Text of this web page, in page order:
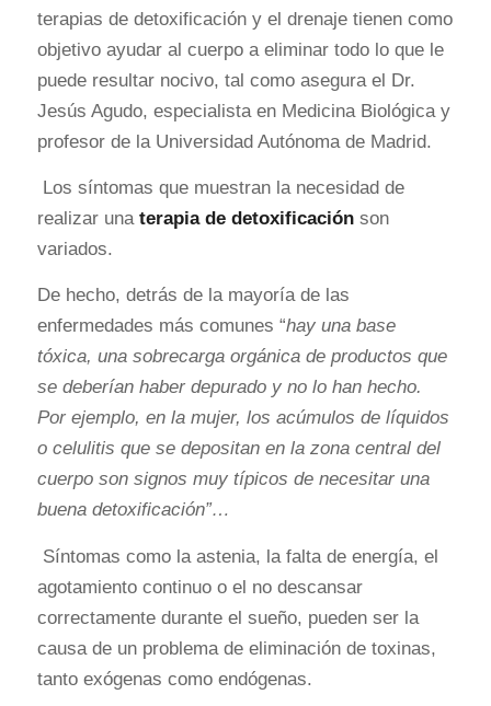
terapias de detoxificación y el drenaje tienen como
objetivo ayudar al cuerpo a eliminar todo lo que le
puede resultar nocivo, tal como asegura el Dr.
Jesús Agudo, especialista en Medicina Biológica y
profesor de la Universidad Autónoma de Madrid.
Los síntomas que muestran la necesidad de
realizar unaterapia de detoxificaciónson
variados.
De hecho, detrás de la mayoría de las
enfermedades más comunes “hay una base
tóxica, una sobrecarga orgánica de productos que
se deberían haber depurado y no lo han hecho.
Por ejemplo, en la mujer, los acúmulos de líquidos
o celulitis que se depositan en la zona central del
cuerpo son signos muy típicos de necesitar una
buena detoxificación”…
Síntomas como la astenia, la falta de energía, el
agotamiento continuo o el no descansar
correctamente durante el sueño, pueden ser la
causa de un problema de eliminación de toxinas,
tanto exógenas como endógenas.